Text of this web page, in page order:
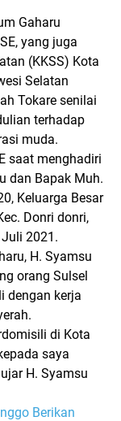
Gaharu
yang juga
(KKSS) Kota
Selatan
Tokare senilai
terhadap
muda.
saat menghadiri
dan Bapak Muh.
Keluarga Besar
Donri donri,
2021.
H. Syamsu
orang Sulsel
dengan kerja
di Kota
saya
ujar H. Syamsu
Berikan